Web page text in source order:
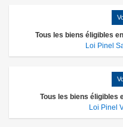
Tous les biens éligibles
Loi Pinel
Tous les biens éligibles
Loi Pinel